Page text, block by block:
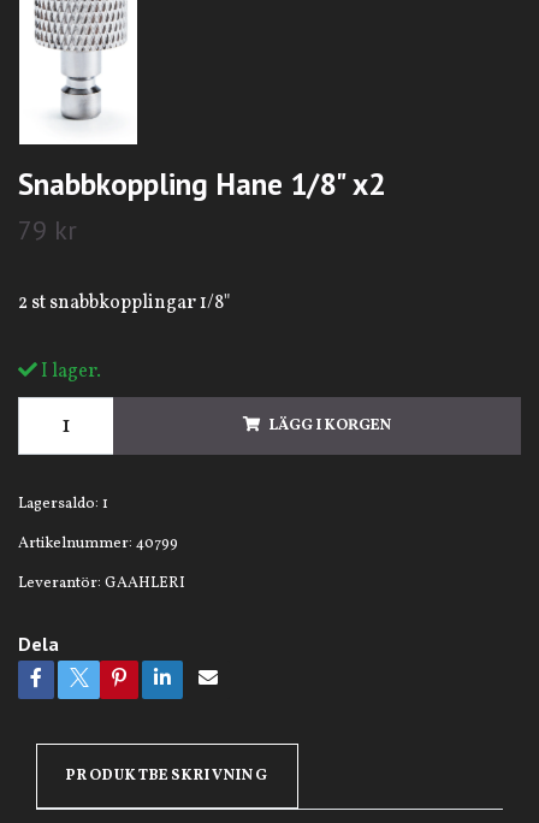
Snabbkoppling Hane 1/8" x2
79 kr
2 st snabbkopplingar 1/8"
I lager.
LÄGG I KORGEN
Lagersaldo: 1
Artikelnummer: 40799
Leverantör: GAAHLERI
Dela
PRODUKTBESKRIVNING